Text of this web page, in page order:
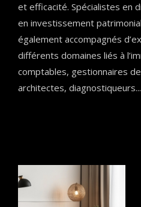
et efficacité. Spécialistes en
en investissement
également accompagnés
différents domaines liés à
comptables, gestionnaires
architectes,
Roussillon
La vente de votre bien